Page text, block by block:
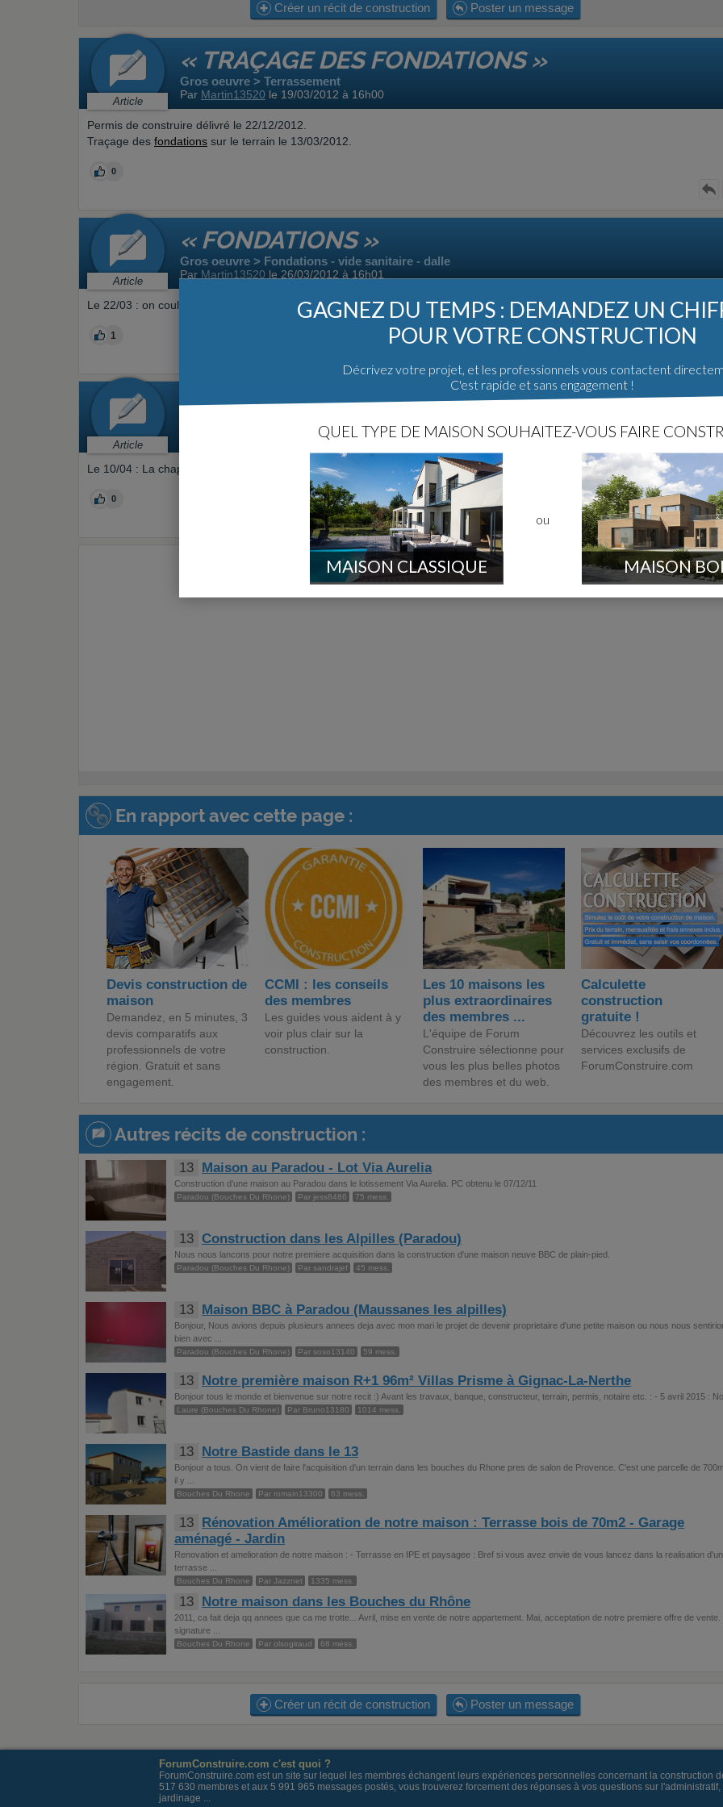
Créer un récit de construction Poster un message
Article
« TRAÇAGE DES FONDATIONS »
Gros oeuvre > Terrassement
Par Martin13520 le 19/03/2012 à 16h00
Permis de construire délivré le 22/12/2012.
Traçage des fondations sur le terrain le 13/03/2012.
0
Article
« FONDATIONS »
Gros oeuvre > Fondations - vide sanitaire - dalle
Par Martin13520 le 26/03/2012 à 16h01
Le 22/03 : on coule, on coule...
1
Article
« CHAPE SUR VIDE SANITAIRE »
Gros oeuvre > Fondations - vide sanitaire - dalle
le 26/04/2012 à 13h36
Le 10/04 : La chape sur le vide sanitaire est terminée.
0
En rapport avec cette page :
Devis construction de
maison
Demandez, en 5 minutes, 3
devis comparatifs aux
professionnels de votre
région. Gratuit et sans
engagement.
CCMI : les conseils
des membres
Les guides vous aident à y
voir plus clair sur la
construction.
Les 10 maisons les
plus extraordinaires
des membres ...
L'équipe de Forum
Construire sélectionne pour
vous les plus belles photos
des membres et du web.
Calculette
construction
gratuite !
Découvrez les outils et
services exclusifs de
ForumConstruire.com
Autres récits de construction :
13 Maison au Paradou - Lot Via Aurelia
Construction d'une maison au Paradou dans le lotissement Via Aurelia. PC obtenu le 07/12/11
Paradou (Bouches Du Rhone) Par jess8486 75 mess.
13 Construction dans les Alpilles (Paradou)
Nous nous lancons pour notre premiere acquisition dans la construction d'une maison neuve BBC de plain-pied.
Paradou (Bouches Du Rhone) Par sandrajef 45 mess.
13 Maison BBC à Paradou (Maussanes les alpilles)
Bonjour, Nous avions depuis plusieurs annees deja avec mon mari le projet de devenir proprietaire d'une petite maison ou nous nous
bien avec ...
Paradou (Bouches Du Rhone) Par soso13140 59 mess.
13 Notre première maison R+1 96m² Villas Prisme à Gignac-La-Nerthe
Bonjour tous le monde et bienvenue sur notre recit :) Avant les travaux, banque, constructeur, terrain, permis, notaire etc. : - 5 avril 2015 :
Laure (Bouches Du Rhone) Par Bruno13180 1014 mess.
13 Notre Bastide dans le 13
Bonjour a tous. On vient de faire l'acquisition d'un terrain dans les bouches du Rhone pres de salon de Provence. C'est une parcelle de
il y ...
Bouches Du Rhone Par romain13300 63 mess.
13 Rénovation Amélioration de notre maison : Terrasse bois de 70m2 - Garage
aménagé - Jardin
Renovation et amelioration de notre maison : - Terrasse en IPE et paysagee : Bref si vous avez envie de vous lancez dans la realisation
terrasse ...
Bouches Du Rhone Par Jazznet 1335 mess.
13 Notre maison dans les Bouches du Rhône
2011, ca fait deja qq annees que ca me trotte... Avril, mise en vente de notre appartement. Mai, acceptation de notre premiere offre de vente.
signature ...
Bouches Du Rhone Par olsogiraud 68 mess.
Créer un récit de construction Poster un message
ForumConstruire.com c'est quoi ?
ForumConstruire.com est un site sur lequel les membres échangent leurs expériences personnelles concernant la construction
517 630 membres et aux 5 991 965 messages postés, vous trouverez forcement des réponses à vos questions sur
jardinage ...
GAGNEZ DU TEMPS : DEMANDEZ UN
POUR VOTRE CONSTRUCTION
Décrivez votre projet, et les professionnels vous contactent
C'est rapide et sans engagement !
QUEL TYPE DE MAISON SOUHAITEZ-VOUS FAIRE
MAISON CLASSIQUE
ou
MAISON